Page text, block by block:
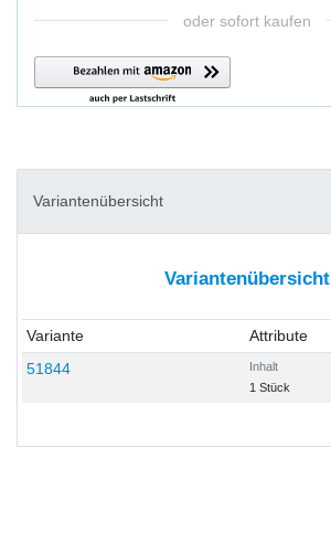
oder sofort kaufen
Variantenübersicht
Variantenübersicht
Variante
Attribute
51844
Inhalt
1 Stück